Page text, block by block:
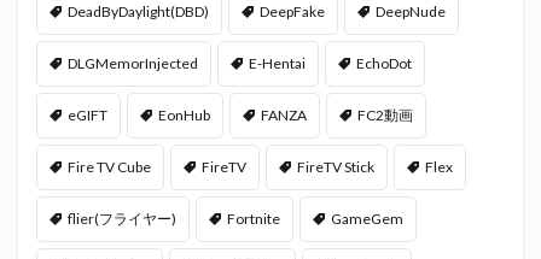
DeadByDaylight(DBD) DeepFake DeepNude
DLGMemorInjected E-Hentai EchoDot
eGIFT EonHub FANZA FC2動画
Fire TV Cube FireTV FireTV Stick Flex
flier(フライヤー) Fortnite GameGem